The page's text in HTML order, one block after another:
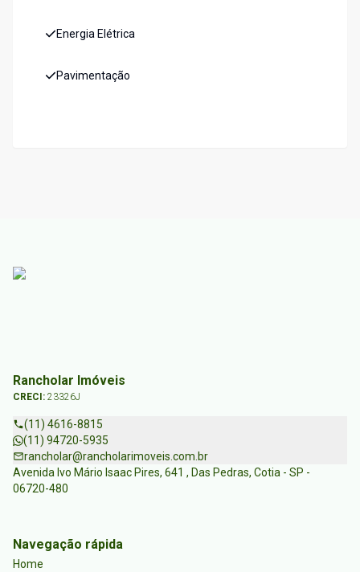
Energia Elétrica
Pavimentação
Rancholar Imóveis
CRECI: 23326J
(11) 4616-8815
(11) 94720-5935
rancholar@rancholarimoveis.com.br
Avenida Ivo Mário Isaac Pires, 641 , Das Pedras, Cotia - SP -
06720-480
Navegação rápida
Home